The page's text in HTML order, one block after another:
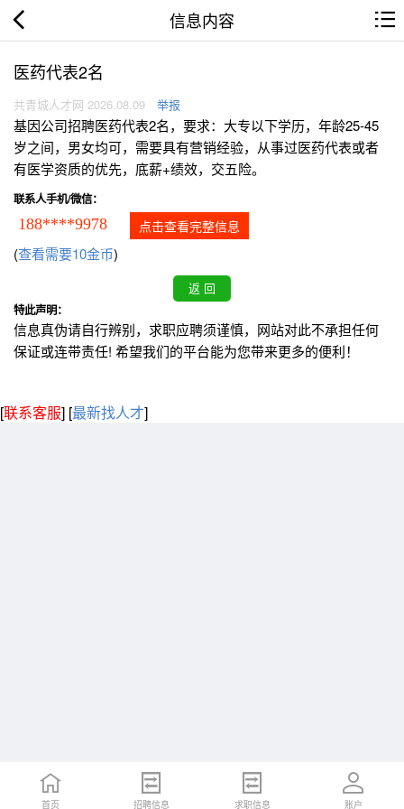
信息内容
医药代表2名
共青城人才网 2026.08.09 举报
基因公司招聘医药代表2名，要求：大专以下学历，年龄25-45
岁之间，男女均可，需要具有营销经验，从事过医药代表或者
有医学资质的优先，底薪+绩效，交五险。
联系人手机/微信：
188****9978 点击查看完整信息
(查看需要10金币)
特此声明：
信息真伪请自行辨别，求职应聘须谨慎，网站对此不承担任何
保证或连带责任! 希望我们的平台能为您带来更多的便利！
[联系客服] [最新找人才]
首页 招聘信息 求职信息 账户